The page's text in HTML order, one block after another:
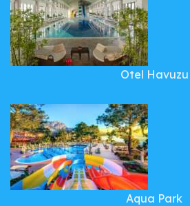
Otel Havuzu
Aqua Park